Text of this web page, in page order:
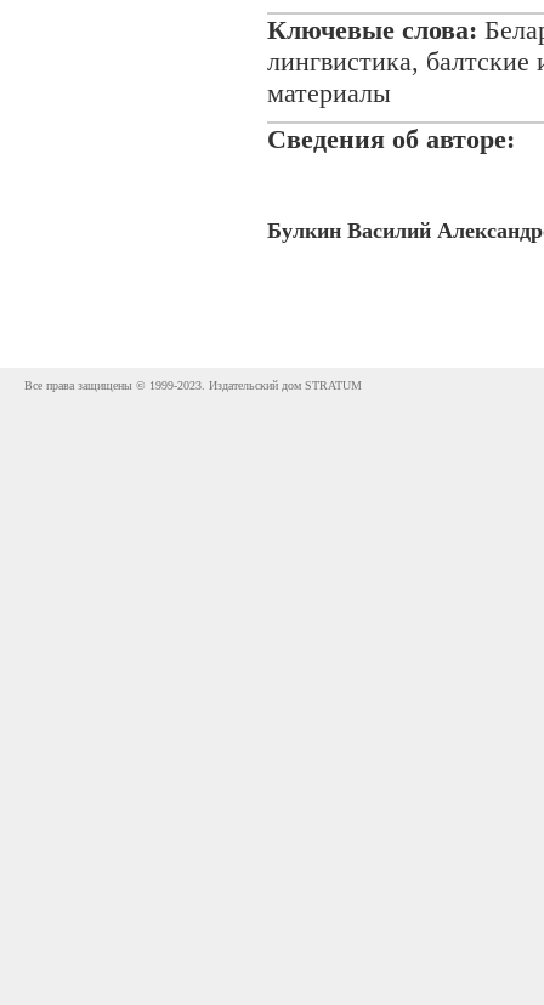
Ключевые слова:
лингвистика,
материалы
Сведения об авторе:
Булкин Василий
Все права защищены © 1999-2023. Издательский дом STRATUM